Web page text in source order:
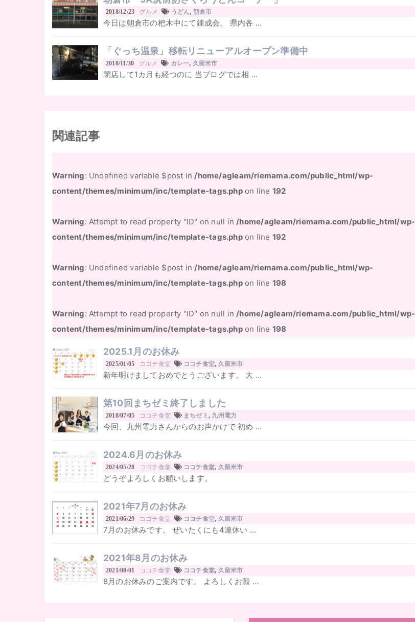
2018/12/23 グルメ うどん, 朝倉市
今日は朝倉市の杷木中にて錬成会。 県内各 …
「ぐっち温泉」移転リニューアルオープン準備中
2018/11/30 グルメ カレー, 久留米市
閉店して1カ月も経つのに 当ブログでは相 …
関連記事
Warning: Undefined variable $post in/home/agleam/riemama.com/public_html/wp-
content/themes/minimum/inc/template-tags.phpon line 192
Warning: Attempt to read property "ID" on null in/home/agleam/riemama.com/public_html/wp-
content/themes/minimum/inc/template-tags.phpon line 192
Warning: Undefined variable $post in/home/agleam/riemama.com/public_html/wp-
content/themes/minimum/inc/template-tags.phpon line 198
Warning: Attempt to read property "ID" on null in/home/agleam/riemama.com/public_html/wp-
content/themes/minimum/inc/template-tags.phpon line 198
2025.1月のお休み
2025/01/05 ココチ食堂 ココチ食堂, 久留米市
新年明けましておめでとうございます。 大 …
第10回まちゼミ終了しました
2018/07/05 ココチ食堂 まちゼミ , 九州電力
今回、九州電力さんからのお声かけで 初め …
2024.6月のお休み
2024/05/28 ココチ食堂 ココチ食堂, 久留米市
どうぞよろしくお願いします。
2021年7月のお休み
2021/06/29 ココチ食堂 ココチ食堂, 久留米市
7月のお休みです。 ぜいたくにも4連休い …
2021年8月のお休み
2021/08/01 ココチ食堂 ココチ食堂, 久留米市
8月のお休みのご案内です。 よろしくお願 …